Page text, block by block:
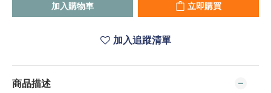
加入購物車 立即購買
加入追蹤清單
商品描述